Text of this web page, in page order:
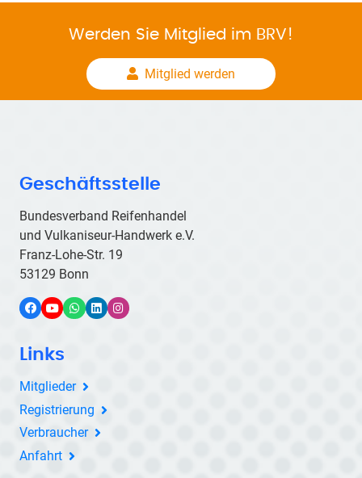
Werden Sie Mitglied im BRV!
Mitglied werden
Geschäftsstelle
Bundesverband Reifenhandel
und Vulkaniseur-Handwerk e.V.
Franz-Lohe-Str. 19
53129 Bonn
FacebookYouTubeWhatsAppLinkedInInstagram
Links
Mitglieder
Registrierung
Verbraucher
Anfahrt